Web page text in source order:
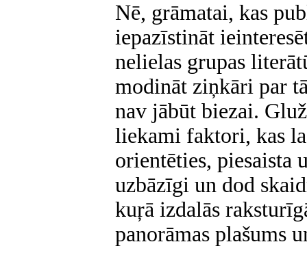
Nē, grāmatai, kas
iepazīstināt
nelielas grupas
modināt ziņkāri par
nav jābūt biezai.
liekami faktori, kas
orientēties, piesaista
uzbāzīgi un dod
kuŗā izdalās
panorāmas plašums